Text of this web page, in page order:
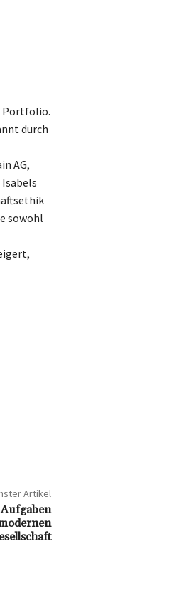
Portfolio.
durch
AG,
sowohl
Artikel